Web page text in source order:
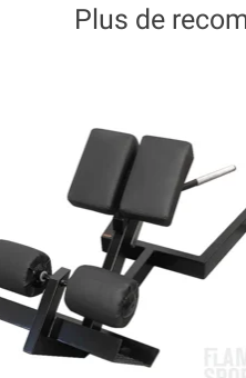
Plus de